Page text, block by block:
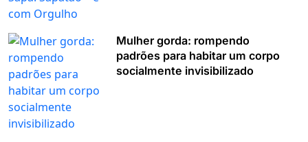
Mulher gorda: rompendo
padrões para habitar um corpo
socialmente invisibilizado